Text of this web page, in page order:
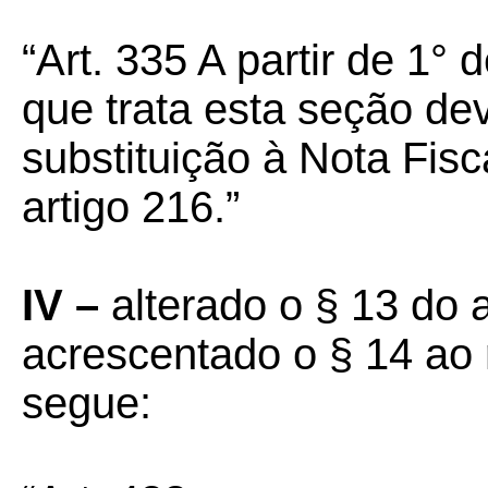
“Art. 335 A partir de 1°
que trata esta seção
substituição à Nota
artigo 216.”
IV – alterado o § 13 do
acrescentado o § 14
segue: